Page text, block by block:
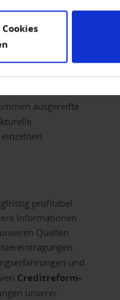
anderem
– beziffern wir das
einen Wert von
Bonität
Unternehmen
ausgereifte
profitabel
Informationen
Quellen
und
Creditreform-
unserer